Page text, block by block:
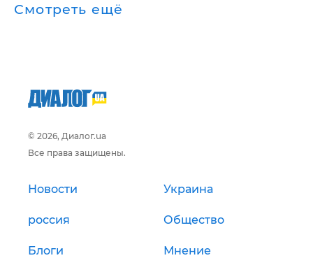
Смотреть ещё
© 2026, Диалог.ua
Все права защищены.
Новости Украина
россия Общество
Блоги Мнение